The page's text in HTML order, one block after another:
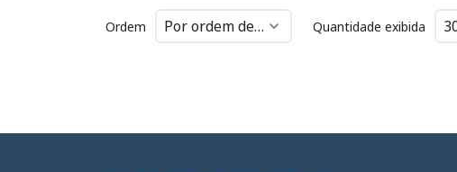
Ordem Quantidade exibida